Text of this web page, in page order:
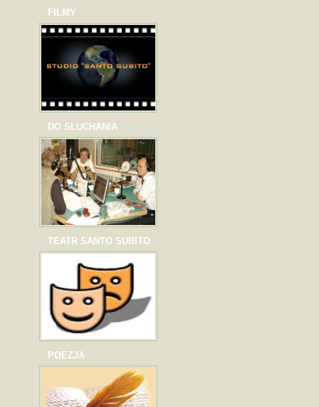
FILMY
DO SŁUCHANIA
TEATR SANTO SUBITO
POEZJA